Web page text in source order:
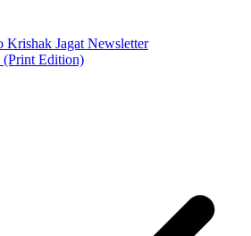
Krishak Jagat Newsletter
(Print Edition)